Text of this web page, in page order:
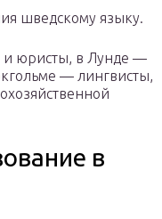
шведскому языку.
и юристы, в Лунде —
— лингвисты,
в